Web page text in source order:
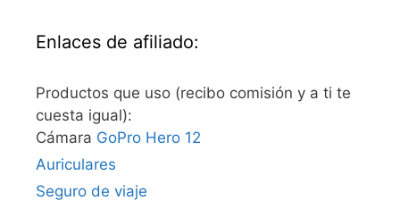
Enlaces de afiliado:
Productos que uso (recibo comisión y a ti te
cuesta igual):
Cámara GoPro Hero 12
Auriculares
Seguro de viaje